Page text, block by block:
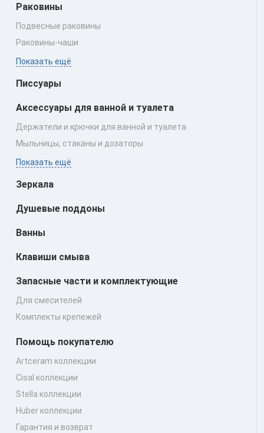
Раковины
Подвесные раковины
Раковины‑чаши
Показать ещё
Писсуары
Аксессуары для ванной и туалета
Держатели и крючки для ванной и туалета
Мыльницы, стаканы и дозаторы
Показать ещё
Зеркала
Душевые поддоны
Ванны
Клавиши смыва
Запасные части и комплектующие
Для смесителей
Комплекты крепежей
Помощь покупателю
Artceram коллекции
Cisal коллекции
Stella коллекции
Huber коллекции
Гарантия и возврат